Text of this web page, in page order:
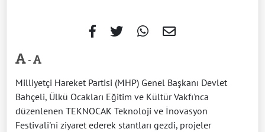
-
Milliyetçi Hareket Partisi (MHP) Genel Başkanı Devlet
Bahçeli, Ülkü Ocakları Eğitim ve Kültür Vakfı'nca
düzenlenen TEKNOCAK Teknoloji ve İnovasyon
Festivali'ni ziyaret ederek stantları gezdi, projeler